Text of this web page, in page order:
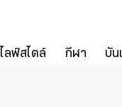
ไลฟ์สไตล์ กีฬา บัน